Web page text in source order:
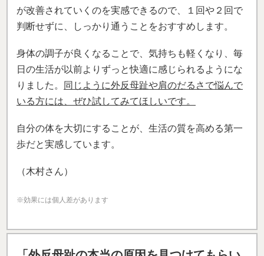
が改善されていくのを実感できるので、１回や２回で
判断せずに、しっかり通うことをおすすめします。
身体の調子が良くなることで、気持ちも軽くなり、毎
日の生活が以前よりずっと快適に感じられるようにな
りました。
同じように外反母趾や肩のだるさで悩んで
いる方には、ぜひ試してみてほしいです。
自分の体を大切にすることが、生活の質を高める第一
歩だと実感しています。
（木村さん）
※効果には個人差があります